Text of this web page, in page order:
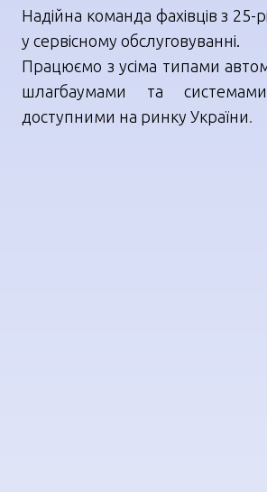
Надійна команда фахівців з 25-
у сервісному обслуговуванні.
Працюємо з усіма типами
шлагбаумами та
доступними на ринку України.